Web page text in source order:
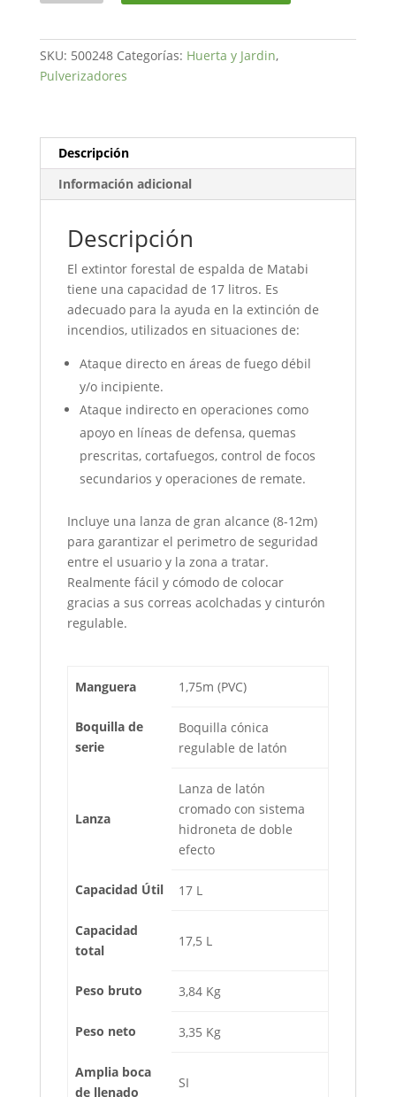
cantidad
SKU: 500248 Categorías: Huerta y Jardin,
Pulverizadores
Descripción
Información adicional
Descripción
El extintor forestal de espalda de Matabi
tiene una capacidad de 17 litros. Es
adecuado para la ayuda en la extinción de
incendios, utilizados en situaciones de:
Ataque directo en áreas de fuego débil
y/o incipiente.
Ataque indirecto en operaciones como
apoyo en líneas de defensa, quemas
prescritas, cortafuegos, control de focos
secundarios y operaciones de remate.
Incluye una lanza de gran alcance (8-12m)
para garantizar el perimetro de seguridad
entre el usuario y la zona a tratar.
Realmente fácil y cómodo de colocar
gracias a sus correas acolchadas y cinturón
regulable.
Manguera 1,75m (PVC)
Boquilla de
serie
Boquilla cónica
regulable de latón
Lanza
Lanza de latón
cromado con sistema
hidroneta de doble
efecto
Capacidad Útil 17 L
Capacidad
total
17,5 L
Peso bruto 3,84 Kg
Peso neto 3,35 Kg
Amplia boca
de llenado
SI